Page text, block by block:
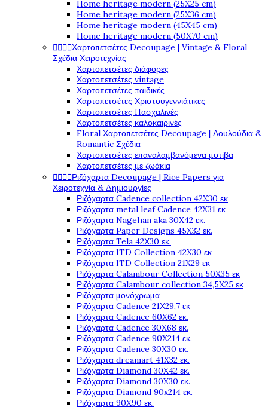
Home heritage modern (25X25 cm)
Home heritage modern (25X36 cm)
Home heritage modern (45X45 cm)
Home heritage modern (50X70 cm)
Χαρτοπετσέτες Decoupage | Vintage & Floral
Σχέδια Χειροτεχνίας
Χαρτοπετσέτες διάφορες
Χαρτοπετσέτες vintage
Χαρτοπετσέτες παιδικές
Χαρτοπετσέτες Χριστουγεννιάτικες
Χαρτοπετσέτες Πασχαλινές
Χαρτοπετσέτες καλοκαιρινές
Floral Χαρτοπετσέτες Decoupage | Λουλούδια &
Romantic Σχέδια
Χαρτοπετσέτες επαναλαμβανόμενα μοτίβα
Χαρτοπετσέτες με ζωάκια
Ριζόχαρτα Decoupage | Rice Papers για
Χειροτεχνία & Δημιουργίες
Ριζόχαρτα Cadence collection 42X30 εκ
Ριζόχαρτα metal leaf Cadence 42X31 εκ
Ριζόχαρτα Nagehan aka 30X42 εκ.
Ριζόχαρτα Paper Designs 45X32 εκ.
Ριζόχαρτα Tela 42Χ30 εκ.
Ριζόχαρτα ITD Collection 42X30 εκ
Ριζόχαρτα ITD Collection 21X29 εκ
Ριζόχαρτα Calambour Collection 50X35 εκ
Ριζόχαρτα Calambour collection 34,5X25 εκ
Ριζόχαρτα μονόχρωμα
Ριζόχαρτα Cadence 21Χ29,7 εκ
Ριζόχαρτα Cadence 60X62 εκ.
Ριζόχαρτα Cadence 30X68 εκ.
Ριζόχαρτα Cadence 90X214 εκ.
Ριζόχαρτα Cadence 30X30 εκ.
Ριζόχαρτα dreamart 41X32 εκ.
Ριζόχαρτα Diamond 30X42 εκ.
Ριζόχαρτα Diamond 30X30 εκ.
Ριζόχαρτα Diamond 90x214 εκ.
Ριζόχαρτα 90X90 εκ.